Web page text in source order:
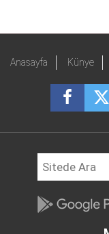
Anasayfa Künye